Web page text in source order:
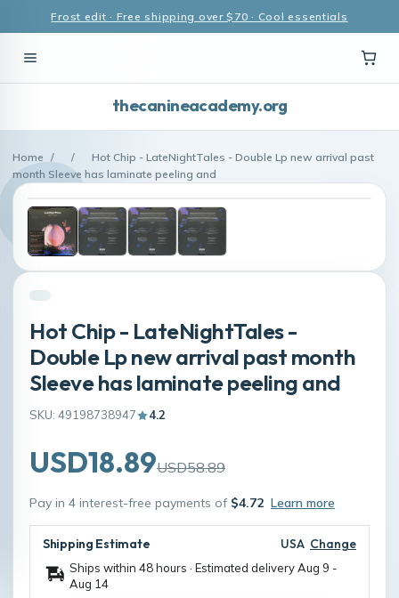
Frost edit · Free shipping over $70 · Cool essentials
thecanineacademy.org
Home / /
Hot Chip - LateNightTales - Double Lp new arrival past
month Sleeve has laminate peeling and
Hot Chip - LateNightTales -
Double Lp new arrival past month
Sleeve has laminate peeling and
SKU: 49198738947 4.2
USD18.89USD58.89
Pay in 4 interest-free payments of $4.72 Learn more
Shipping Estimate USA Change
Ships within 48 hours · Estimated deliveryAug 9 -
Aug 14